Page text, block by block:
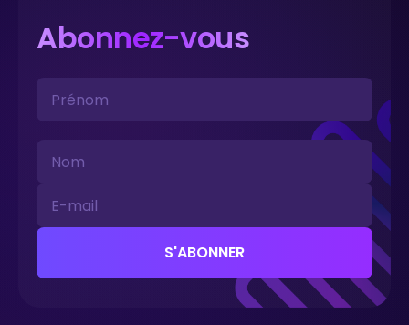
Abonnez-vous